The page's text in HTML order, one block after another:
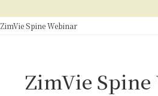
ZimVie Spine Webinar
ZimVie